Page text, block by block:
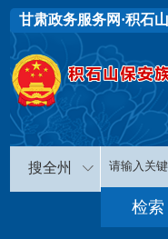
甘肃政务服务网·积石
搜全州